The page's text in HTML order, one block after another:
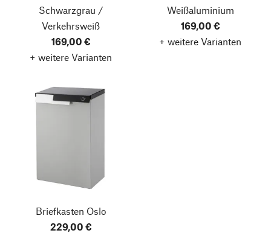
Schwarzgrau /
Verkehrsweiß
169,00 €
+ weitere Varianten
Weißaluminium
169,00 €
+ weitere Varianten
Briefkasten Oslo
229,00 €